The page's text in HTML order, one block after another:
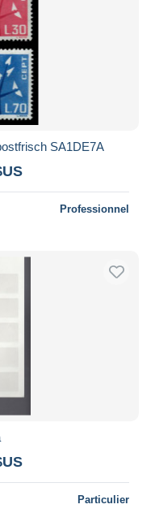
SA1DE7A
Professionnel
Particulier